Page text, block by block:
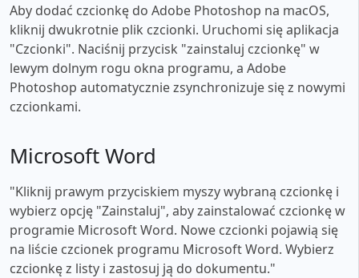
Aby dodać czcionkę do Adobe Photoshop na macOS,
kliknij dwukrotnie plik czcionki. Uruchomi się aplikacja
"Czcionki". Naciśnij przycisk "zainstaluj czcionkę" w
lewym dolnym rogu okna programu, a Adobe
Photoshop automatycznie zsynchronizuje się z nowymi
czcionkami.
Microsoft Word
"Kliknij prawym przyciskiem myszy wybraną czcionkę i
wybierz opcję "Zainstaluj", aby zainstalować czcionkę w
programie Microsoft Word. Nowe czcionki pojawią się
na liście czcionek programu Microsoft Word. Wybierz
czcionkę z listy i zastosuj ją do dokumentu."